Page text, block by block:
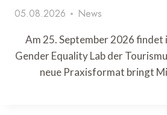
05.08.2026 News
Am 25. September 2026 findet
Gender Equality Lab der
neue Praxisformat bringt